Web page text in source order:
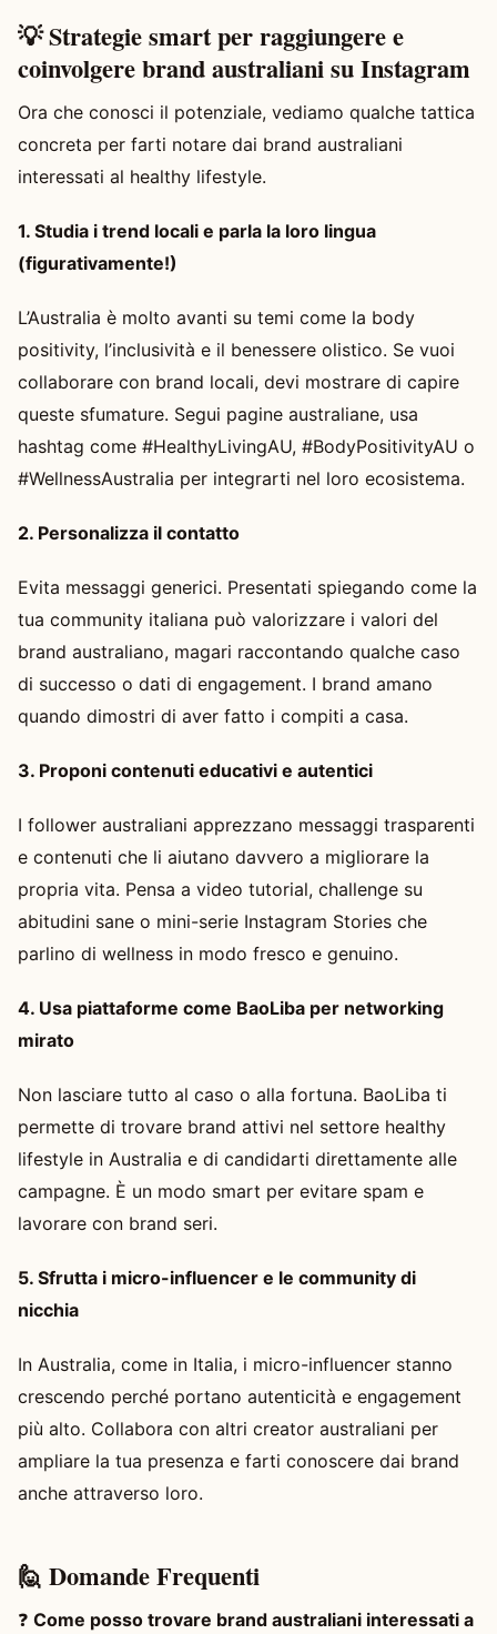
💡 Strategie smart per raggiungere e
coinvolgere brand australiani su Instagram
Ora che conosci il potenziale, vediamo qualche tattica
concreta per farti notare dai brand australiani
interessati al healthy lifestyle.
1. Studia i trend locali e parla la loro lingua
(figurativamente!)
L’Australia è molto avanti su temi come la body
positivity, l’inclusività e il benessere olistico. Se vuoi
collaborare con brand locali, devi mostrare di capire
queste sfumature. Segui pagine australiane, usa
hashtag come #HealthyLivingAU, #BodyPositivityAU o
#WellnessAustralia per integrarti nel loro ecosistema.
2. Personalizza il contatto
Evita messaggi generici. Presentati spiegando come la
tua community italiana può valorizzare i valori del
brand australiano, magari raccontando qualche caso
di successo o dati di engagement. I brand amano
quando dimostri di aver fatto i compiti a casa.
3. Proponi contenuti educativi e autentici
I follower australiani apprezzano messaggi trasparenti
e contenuti che li aiutano davvero a migliorare la
propria vita. Pensa a video tutorial, challenge su
abitudini sane o mini-serie Instagram Stories che
parlino di wellness in modo fresco e genuino.
4. Usa piattaforme come BaoLiba per networking
mirato
Non lasciare tutto al caso o alla fortuna. BaoLiba ti
permette di trovare brand attivi nel settore healthy
lifestyle in Australia e di candidarti direttamente alle
campagne. È un modo smart per evitare spam e
lavorare con brand seri.
5. Sfrutta i micro-influencer e le community di
nicchia
In Australia, come in Italia, i micro-influencer stanno
crescendo perché portano autenticità e engagement
più alto. Collabora con altri creator australiani per
ampliare la tua presenza e farti conoscere dai brand
anche attraverso loro.
🙋 Domande Frequenti
❓ Come posso trovare brand australiani interessati a